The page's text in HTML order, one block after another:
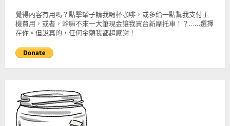
覺得內容有用嗎？點擊罐子請我喝杯咖啡，或多給一點幫我支付主
機費用，或者，幹嘛不來一大筆現金讓我買台新摩托車！？……選擇
在你。但說真的，任何金額我都超感謝！